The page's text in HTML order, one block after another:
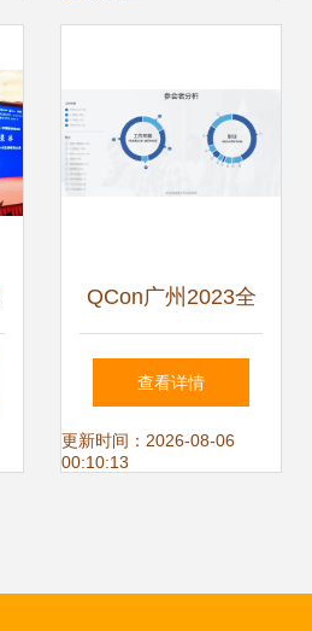
QCon广州2023全
球软件开发大会 北
京软件技术开发的
查看详情
更新时间：2026-08-06
00:10:13